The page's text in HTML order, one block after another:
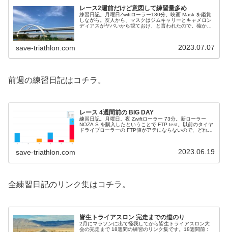
レース2週前だけど意図して練習量多め
練習日記。月曜日Zwiftローラー130分。映画 Mask を鑑賞
しながら。友人から、マスクはジムキャリーとキャメロン
ディアスがヤバいから観ておけ、と言われたので。確か
save-triathlon.com 2023.07.07
前週の練習日記はコチラ。
レース 4週間前の BIG DAY
練習日記。月曜日。夜 Zwiftローラー 73分。新ローラー
NOZA S を購入したということで FTP test。以前のタイヤ
ドライブローラーの FTP値がアテにならないので、どれく
save-triathlon.com 2023.06.19
全練習日記のリンク集はコチラ。
皆生トライアスロン 完走までの道のり
2月にマラソンに出て怪我してから皆生トライアスロン大
会の完走まで 18週間の練習のリンク集です。18週間前：